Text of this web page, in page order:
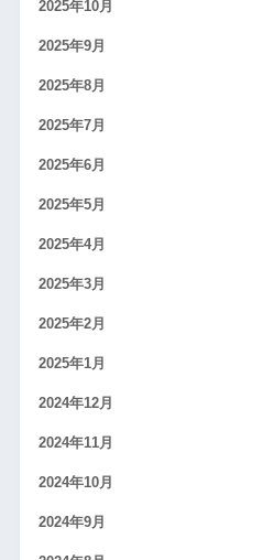
2025年10月
2025年9月
2025年8月
2025年7月
2025年6月
2025年5月
2025年4月
2025年3月
2025年2月
2025年1月
2024年12月
2024年11月
2024年10月
2024年9月